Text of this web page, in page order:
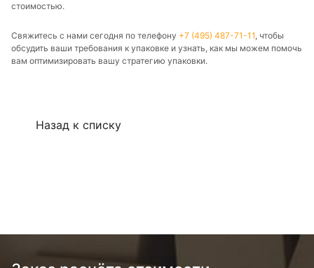
стоимостью.
Свяжитесь с нами сегодня по телефону +7 (495) 487-71-11, чтобы
обсудить ваши требования к упаковке и узнать, как мы можем помочь
вам оптимизировать вашу стратегию упаковки.
Назад к списку